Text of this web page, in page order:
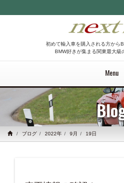
初めて輸入車を購入される方から
BMW好きが集まる関東最大級
Menu
ブログ 2022年 9月 19日